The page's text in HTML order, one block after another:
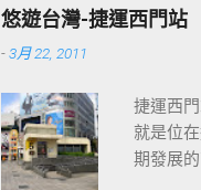
悠遊台灣-捷運西門站
-3月 22, 2011
捷運西
就是位
期發展